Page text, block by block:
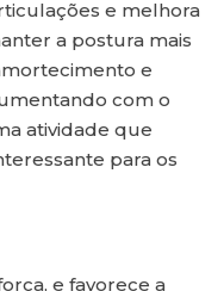
e melhora
a postura mais
e
com o
atividade que
para os
e favorece a